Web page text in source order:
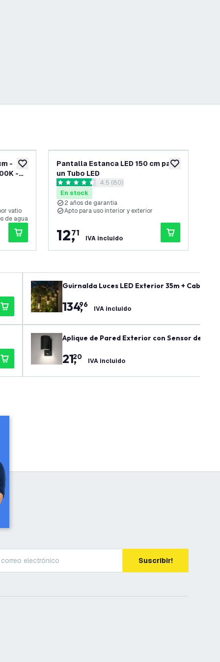
añadir a lista de deseos
-
-
vatio
de agua
añadir a lista
Pantalla Estanca LED 150 cm para
un Tubo LED
abrir el panel de reseñas
4.5 estrellas de puntuación
4.5 (80)
En stock
2 años de garantía
Apto para uso interior y exterior
12,
71
IVA incluido
Guirnalda Luces LED Exterior 35m + Cable
134,
96 IVA incluido
Aplique de Pared Exterior con Sensor de
21,
20 IVA incluido
Suscribir!